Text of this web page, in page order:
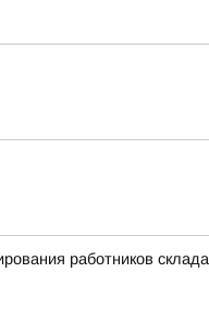
работников склада